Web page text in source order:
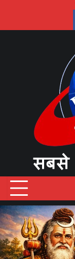
content